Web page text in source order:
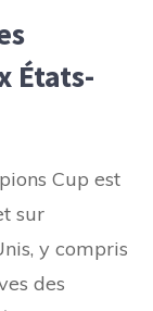
États-
Cup est
sur
y compris
des